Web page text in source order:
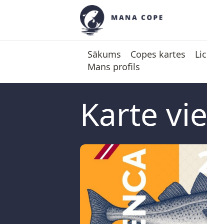
Sākums Copes kartes
Mans profils
Karte